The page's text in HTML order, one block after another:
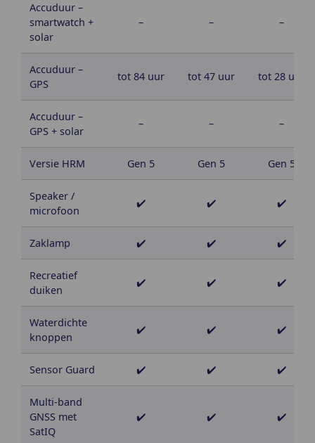
Accuduur –
smartwatch +
solar
– – –
Accuduur –
GPS
tot 84 uur tot 47 uur tot 28 uur
Accuduur –
GPS + solar
– – –
Versie HRM Gen 5 Gen 5 Gen 5
Speaker /
microfoon
✔️ ✔️ ✔️
Zaklamp ✔️ ✔️ ✔️
Recreatief
duiken
✔️ ✔️ ✔️
Waterdichte
knoppen
✔️ ✔️ ✔️
Sensor Guard ✔️ ✔️ ✔️
Multi-band
GNSS met
SatIQ
✔️ ✔️ ✔️